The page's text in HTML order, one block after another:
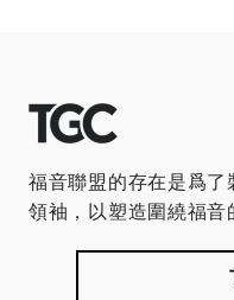
福音聯盟的存在是爲
領袖，以塑造圍繞福音